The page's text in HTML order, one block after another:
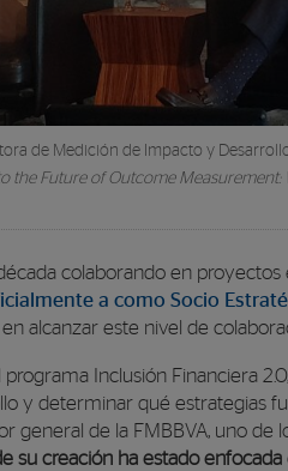
de Medición de Impacto y
the Future of Outcome Measurement:
colaborando en
a como Socio
alcanzar este nivel de
Inclusión Financiera
y determinar qué estrategias
general de la FMBBVA, uno de
su creación ha estado